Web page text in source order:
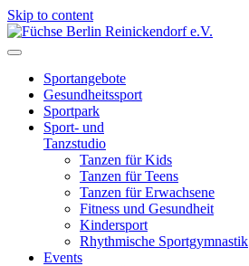
Skip to content
Sportangebote
Gesundheitssport
Sportpark
Sport- und
Tanzstudio
Tanzen für Kids
Tanzen für Teens
Tanzen für Erwachsene
Fitness und Gesundheit
Kindersport
Rhythmische Sportgymnastik
Events